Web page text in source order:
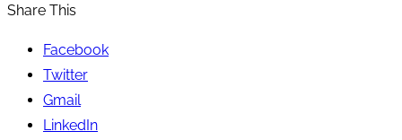
Share This
Facebook
Twitter
Gmail
LinkedIn